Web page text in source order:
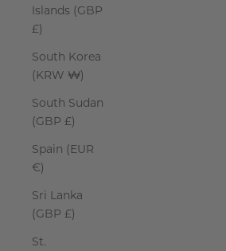
Islands (GBP
£)
South Korea
(KRW ₩)
South Sudan
(GBP £)
Spain (EUR
€)
Sri Lanka
(GBP £)
St.